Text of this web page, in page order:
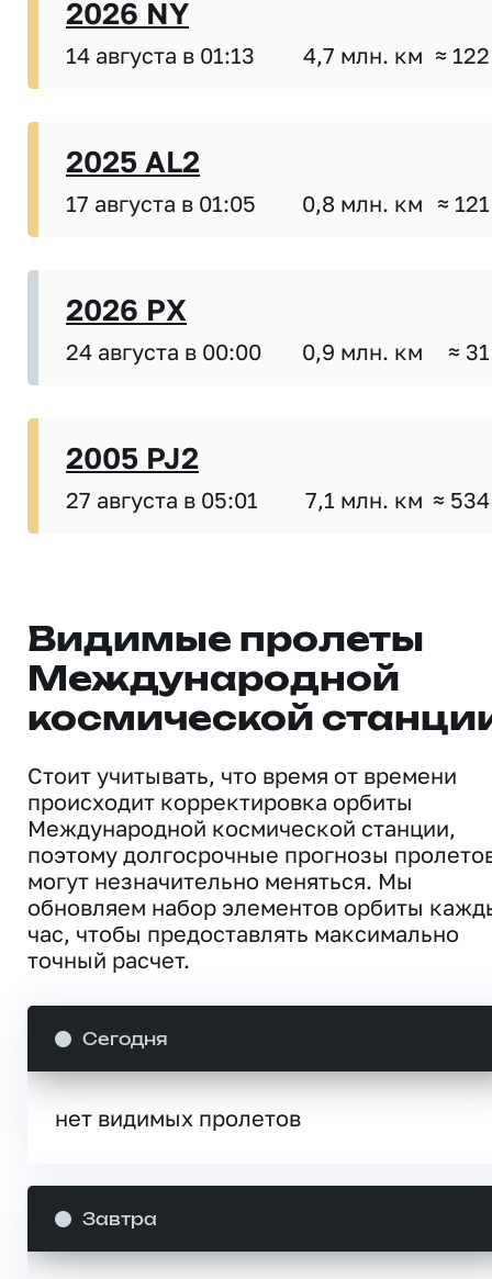
2026 NY
14 августа в 01:13 4,7 млн. км ≈
2025 AL2
17 августа в 01:05 0,8 млн. км ≈
2026 PX
24 августа в 00:00 0,9 млн. км ≈
2005 PJ2
27 августа в 05:01 7,1 млн. км ≈
Видимые пролеты
Международной
космической
Стоит учитывать, что время от времени
происходит корректировка орбиты
Международной космической станции,
поэтому долгосрочные прогнозы
могут незначительно меняться. Мы
обновляем набор элементов орбиты
час, чтобы предоставлять максимально
точный расчет.
Сегодня
нет видимых пролетов
Завтра